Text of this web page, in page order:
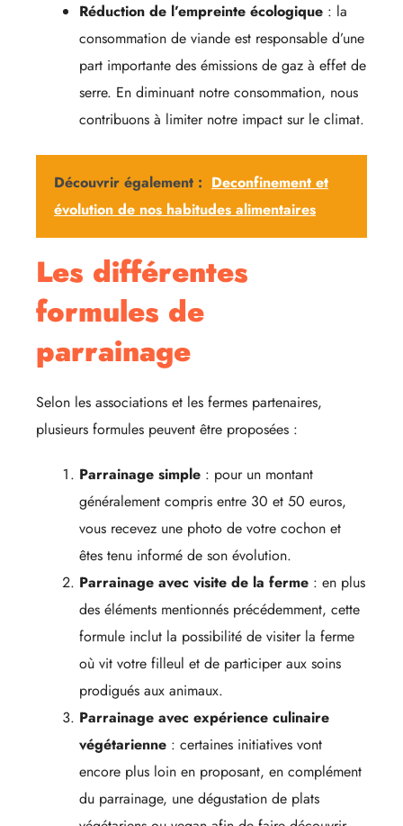
Réduction de l’empreinte écologique : la
consommation de viande est responsable d’une
part importante des émissions de gaz à effet de
serre. En diminuant notre consommation, nous
contribuons à limiter notre impact sur le climat.
Découvrir également : Deconfinement et
évolution de nos habitudes alimentaires
Les différentes
formules de
parrainage
Selon les associations et les fermes partenaires,
plusieurs formules peuvent être proposées :
Parrainage simple : pour un montant
généralement compris entre 30 et 50 euros,
vous recevez une photo de votre cochon et
êtes tenu informé de son évolution.
Parrainage avec visite de la ferme : en plus
des éléments mentionnés précédemment, cette
formule inclut la possibilité de visiter la ferme
où vit votre filleul et de participer aux soins
prodigués aux animaux.
Parrainage avec expérience culinaire
végétarienne : certaines initiatives vont
encore plus loin en proposant, en complément
du parrainage, une dégustation de plats